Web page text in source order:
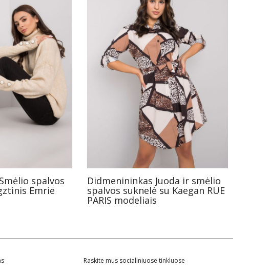
spalvos
Emrie
Didmenininkas Juoda ir smėlio
spalvos suknelė su Kaegan RUE
PARIS modeliais
Raskite mus socialiniuose tinkluose